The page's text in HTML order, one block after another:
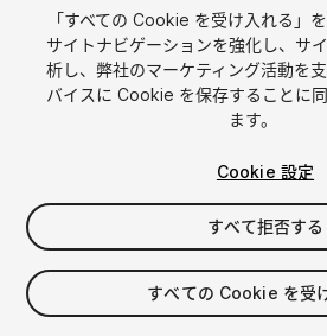
1/ 16
$15
消費税は決済時に計算されます
「すべての Cookie を受け入れる」
サイトナビゲーションを強化し、サ
析し、弊社のマーケティング活動を
バイスに Cookie を保存することに
ます。
Cookie 設定
すべて拒否する
すべての Cookie を受